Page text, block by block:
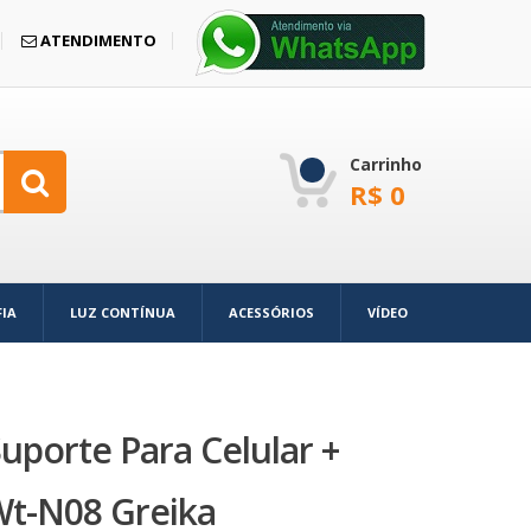
ATENDIMENTO
Carrinho
R$ 0
LUZ CONTÍNUA ACESSÓRIOS VÍDEO
Para Celular +
N08 Greika